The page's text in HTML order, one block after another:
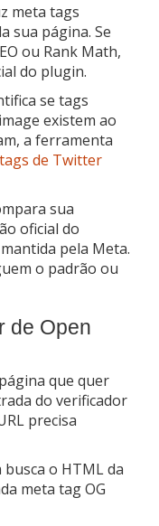
meta tags
sua página. Se
ou Rank Math,
do plugin.
se tags
existem ao
a ferramenta
de Twitter
sua
oficial do
pela Meta.
o padrão ou
de Open
que quer
do verificador
precisa
o HTML da
meta tag OG